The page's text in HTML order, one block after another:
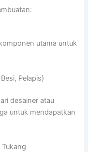
utama untuk
Pelapis)
desainer atau
untuk mendapatkan